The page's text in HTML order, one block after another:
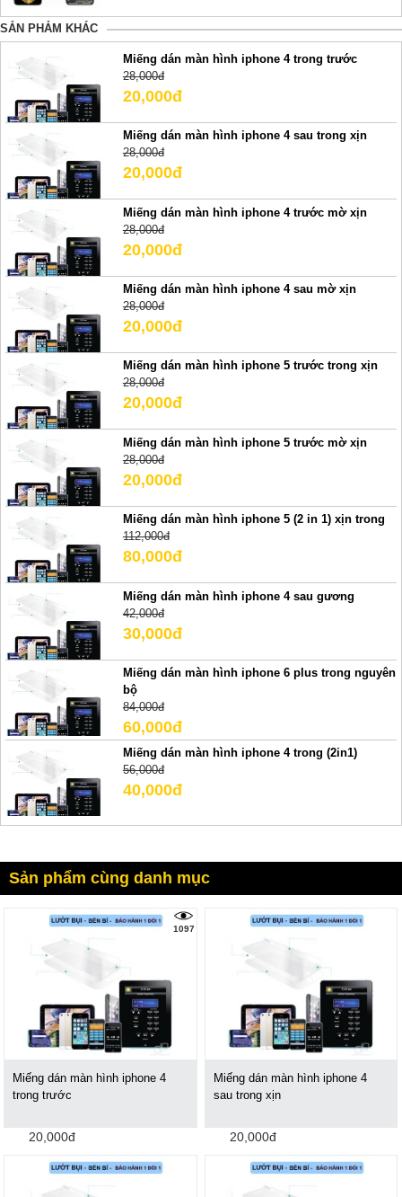
SẢN PHẢM KHÁC
Miếng dán màn hình iphone 4 trong trước
28,000đ
20,000đ
Miếng dán màn hình iphone 4 sau trong xịn
28,000đ
20,000đ
Miếng dán màn hình iphone 4 trước mờ xịn
28,000đ
20,000đ
Miếng dán màn hình iphone 4 sau mờ xịn
28,000đ
20,000đ
Miếng dán màn hình iphone 5 trước trong xịn
28,000đ
20,000đ
Miếng dán màn hình iphone 5 trước mờ xịn
28,000đ
20,000đ
Miếng dán màn hình iphone 5 (2 in 1) xịn trong
112,000đ
80,000đ
Miếng dán màn hình iphone 4 sau gương
42,000đ
30,000đ
Miếng dán màn hình iphone 6 plus trong nguyên
bộ
84,000đ
60,000đ
Miếng dán màn hình iphone 4 trong (2in1)
56,000đ
40,000đ
Sản phẩm cùng danh mục
1097
Miếng dán màn hình iphone 4
trong trước
20,000đ
Miếng dán màn hình iphone 4
sau trong xịn
20,000đ